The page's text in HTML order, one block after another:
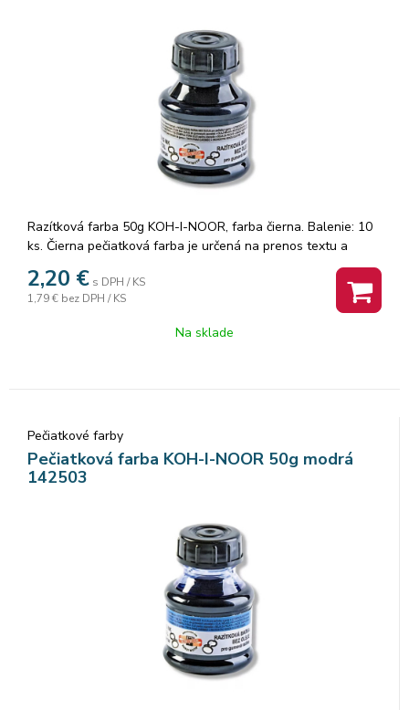
Razítková farba 50g KOH-I-NOOR, farba čierna. Balenie: 10
ks. Čierna pečiatková farba je určená na prenos textu a
znakov gumovými pečiatkami na savý materiál (papier,
lepenku ap.), na ktorom tvorí odtlačky Značka: KOH-I-NOOR.
2,20 € s DPH / KS
1,79 € bez DPH / KS
Na sklade
Pečiatkové farby
Pečiatková farba KOH-I-NOOR 50g modrá
142503